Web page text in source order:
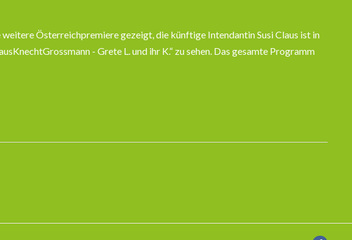
Österreichpremiere gezeigt, die künftige Intendantin Susi Claus ist in
- Grete L. und ihr K.“ zu sehen. Das gesamte Programm